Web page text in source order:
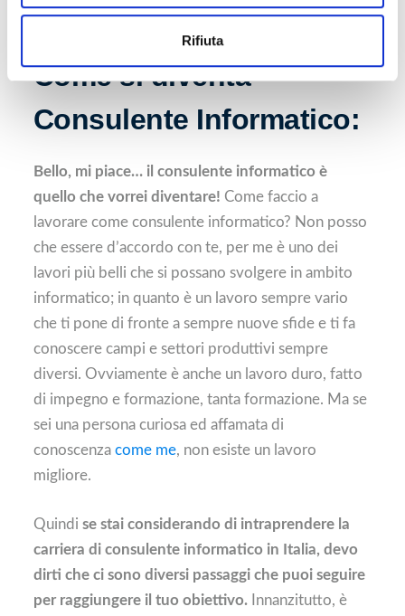
Rifiuta
Come si diventa
Consulente Informatico:
Bello, mi piace… il consulente informatico è
quello che vorrei diventare! Come faccio a
lavorare come consulente informatico? Non posso
che essere d’accordo con te, per me è uno dei
lavori più belli che si possano svolgere in ambito
informatico; in quanto è un lavoro sempre vario
che ti pone di fronte a sempre nuove sfide e ti fa
conoscere campi e settori produttivi sempre
diversi. Ovviamente è anche un lavoro duro, fatto
di impegno e formazione, tanta formazione. Ma se
sei una persona curiosa ed affamata di
conoscenza come me, non esiste un lavoro
migliore.
Quindi se stai considerando di intraprendere la
carriera di consulente informatico in Italia, devo
dirti che ci sono diversi passaggi che puoi seguire
per raggiungere il tuo obiettivo.Innanzitutto, è